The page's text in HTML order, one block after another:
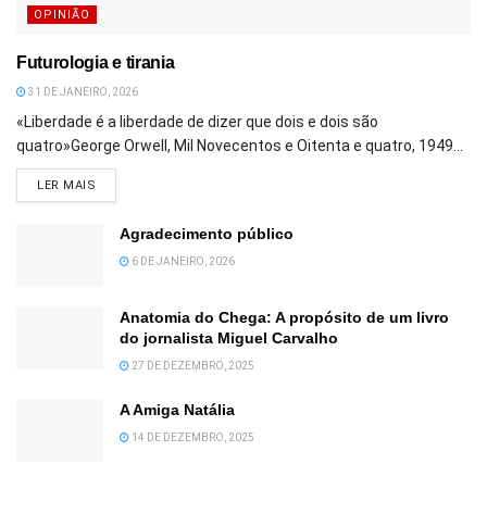
OPINIÃO
Futurologia e tirania
31 DE JANEIRO, 2026
«Liberdade é a liberdade de dizer que dois e dois são
quatro»George Orwell, Mil Novecentos e Oitenta e quatro, 1949...
LER MAIS
Agradecimento público
6 DE JANEIRO, 2026
Anatomia do Chega: A propósito de um livro
do jornalista Miguel Carvalho
27 DE DEZEMBRO, 2025
A Amiga Natália
14 DE DEZEMBRO, 2025